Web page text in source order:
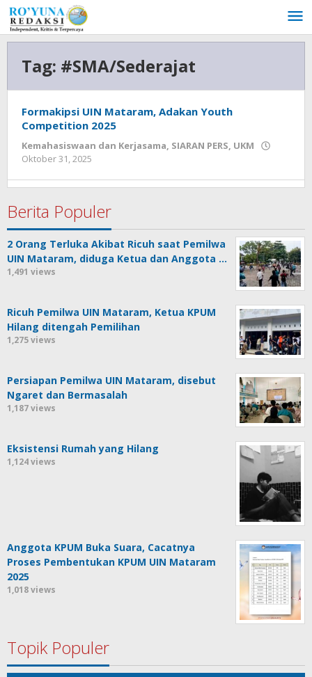
Lewati
ke
konten
Tag: #SMA/Sederajat
Formakipsi UIN Mataram, Adakan Youth
Competition 2025
Kemahasiswaan dan Kerjasama, SIARAN PERS, UKM
Oktober 31, 2025
Berita Populer
2 Orang Terluka Akibat Ricuh saat Pemilwa
UIN Mataram, diduga Ketua dan Anggota …
1,491 views
Ricuh Pemilwa UIN Mataram, Ketua KPUM
Hilang ditengah Pemilihan
1,275 views
Persiapan Pemilwa UIN Mataram, disebut
Ngaret dan Bermasalah
1,187 views
Eksistensi Rumah yang Hilang
1,124 views
Anggota KPUM Buka Suara, Cacatnya
Proses Pembentukan KPUM UIN Mataram
2025
1,018 views
Topik Populer